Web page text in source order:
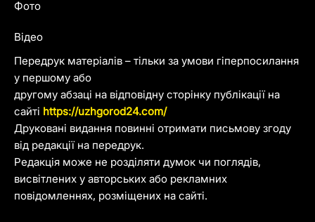
Передрук матеріалів – тільки за умови гіперпосилання
у першому або
другому абзаці на відповідну сторінку публікації на
сайті https://uzhgorod24.com/
Друковані видання повинні отримати письмову згоду
від редакції на передрук.
Редакція може не розділяти думок чи поглядів,
висвітлених у авторських або рекламних
повідомленнях, розміщених на сайті.
Фото
Відео